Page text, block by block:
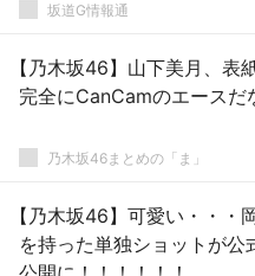
坂道G情報通
【乃木坂46】山下美月、表
完全にCanCamのエースだ
乃木坂46まとめの「ま」
【乃木坂46】可愛い・・・
を持った単独ショットが公